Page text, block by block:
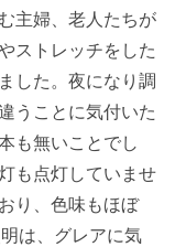
主婦、老人たちが
ストレッチをした
した。夜になり調
うことに気付いた
も無いことでし
も点灯していませ
り、色味もほぼ
は、グレアに気